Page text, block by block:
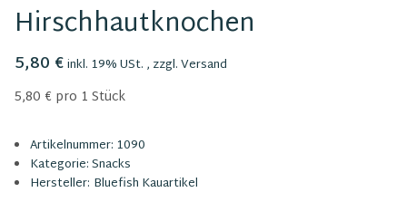
Hirschhautknochen
5,80 €inkl. 19% USt. , zzgl.Versand
5,80 € pro 1 Stück
Artikelnummer: 1090
Kategorie:Snacks
Hersteller: Bluefish Kauartikel